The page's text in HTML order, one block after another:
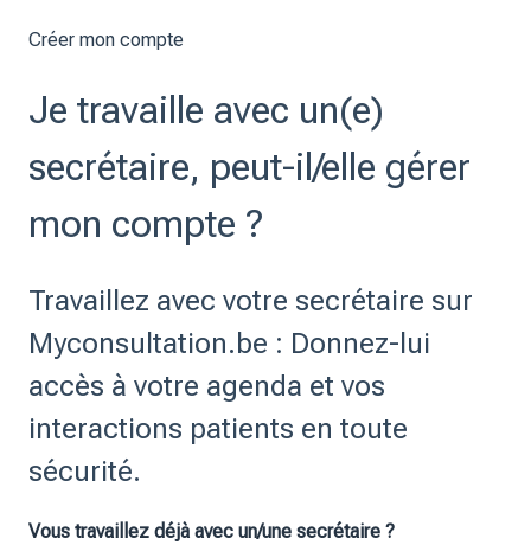
Créer mon compte
Je travaille avec un(e)
secrétaire, peut-il/elle gérer
mon compte ?
Travaillez avec votre secrétaire sur
Myconsultation.be : Donnez-lui
accès à votre agenda et vos
interactions patients en toute
sécurité.
Vous travaillez déjà avec un/une secrétaire ?